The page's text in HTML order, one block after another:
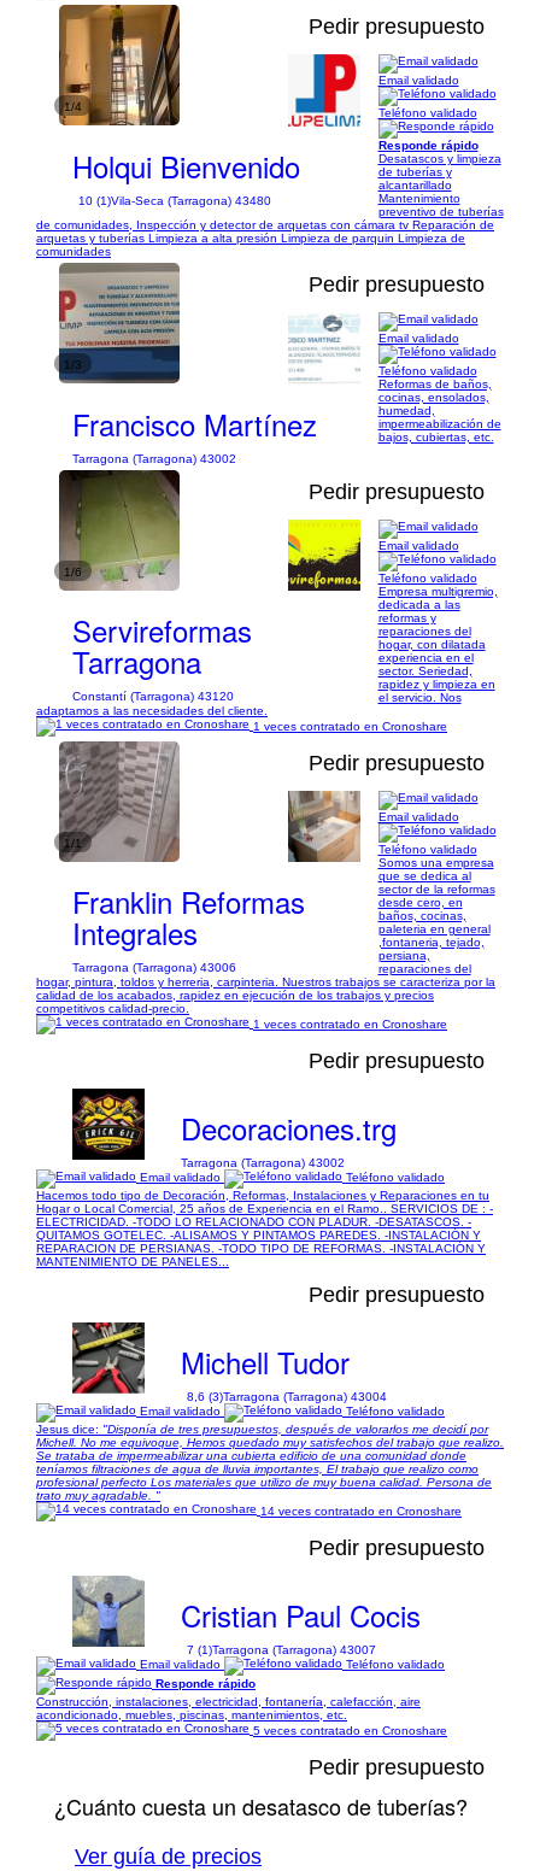
1/4
Pedir presupuesto
Holqui Bienvenido
10 (1)Vila-Seca (Tarragona) 43480
Email validado
Teléfono validado
Responde rápido
Desatascos y limpieza
de tuberías y
alcantarillado
Mantenimiento
preventivo de tuberías
de comunidades, Inspección y detector de arquetas con cámara tv Reparación de
arquetas y tuberías Limpieza a alta presión Limpieza de parquin Limpieza de
comunidades
1/3
Pedir presupuesto
Francisco Martínez
Tarragona (Tarragona) 43002
Email validado
Teléfono validado
Reformas de baños,
cocinas, ensolados,
humedad,
impermeabilización de
bajos, cubiertas, etc.
1/6
Pedir presupuesto
Servireformas
Tarragona
Constantí (Tarragona) 43120
Email validado
Teléfono validado
Empresa multigremio,
dedicada a las
reformas y
reparaciones del
hogar, con dilatada
experiencia en el
sector. Seriedad,
rapidez y limpieza en
el servicio. Nos
adaptamos a las necesidades del cliente.
1 veces contratado en Cronoshare
1/1
Pedir presupuesto
Franklin Reformas
Integrales
Tarragona (Tarragona) 43006
Email validado
Teléfono validado
Somos una empresa
que se dedica al
sector de la reformas
desde cero, en
baños, cocinas,
paleteria en general
,fontaneria, tejado,
persiana,
reparaciones del
hogar, pintura, toldos y herreria, carpinteria. Nuestros trabajos se caracteriza por la
calidad de los acabados, rapidez en ejecución de los trabajos y precios
competitivos calidad-precio.
1 veces contratado en Cronoshare
Pedir presupuesto
Decoraciones.trg
Tarragona (Tarragona) 43002
Email validado
Teléfono validado
Hacemos todo tipo de Decoración, Reformas, Instalaciones y Reparaciones en tu
Hogar o Local Comercial, 25 años de Experiencia en el Ramo.. SERVICIOS DE : -
ELECTRICIDAD. -TODO LO RELACIONADO CON PLADUR. -DESATASCOS. -
QUITAMOS GOTELEC. -ALISAMOS Y PINTAMOS PAREDES. -INSTALACIÓN Y
REPARACION DE PERSIANAS. -TODO TIPO DE REFORMAS. -INSTALACIÓN Y
MANTENIMIENTO DE PANELES...
Pedir presupuesto
Michell Tudor
8,6 (3)Tarragona (Tarragona) 43004
Email validado
Teléfono validado
Jesus dice: "Disponía de tres presupuestos, después de valorarlos me decidí por
Michell. No me equivoque, Hemos quedado muy satisfechos del trabajo que realizo.
Se trataba de impermeabilizar una cubierta edificio de una comunidad donde
teníamos filtraciones de agua de lluvia importantes, El trabajo que realizo como
profesional perfecto Los materiales que utilizo de muy buena calidad. Persona de
trato muy agradable. "
14 veces contratado en Cronoshare
Pedir presupuesto
Cristian Paul Cocis
7 (1)Tarragona (Tarragona) 43007
Email validado
Teléfono validado
Responde rápido
Construcción, instalaciones, electricidad, fontanería, calefacción, aire
acondicionado, muebles, piscinas, mantenimientos, etc.
5 veces contratado en Cronoshare
Pedir presupuesto
¿Cuánto cuesta un desatasco de tuberías?
Ver guía de precios